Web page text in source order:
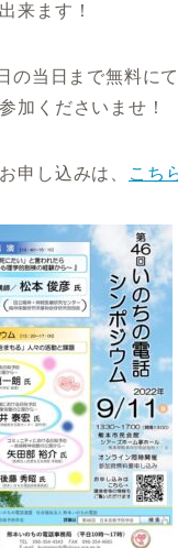
来ます！
の当日まで無料に
加くださいませ！
申し込みは、 こち